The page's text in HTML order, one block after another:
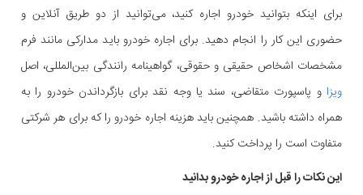
برای اینکه بتوانید خودرو اجاره کنید، می‌توانید از دو طریق آنلاین و
حضوری این کار را انجام دهید. برای اجاره خودرو باید مدارکی مانند فرم
مشخصات اشخاص حقیقی و حقوقی، گواهینامه رانندگی بین‌المللی، اصل
ویزا و پاسپورت متقاضی، سند یا وجه نقد برای بازگرداندن خودرو را به
همراه داشته باشید. همچنین باید هزینه اجاره خودرو را که برای هر شرکتی
متفاوت است را پرداخت کنید.
این نکات را قبل از اجاره خودرو بدانید